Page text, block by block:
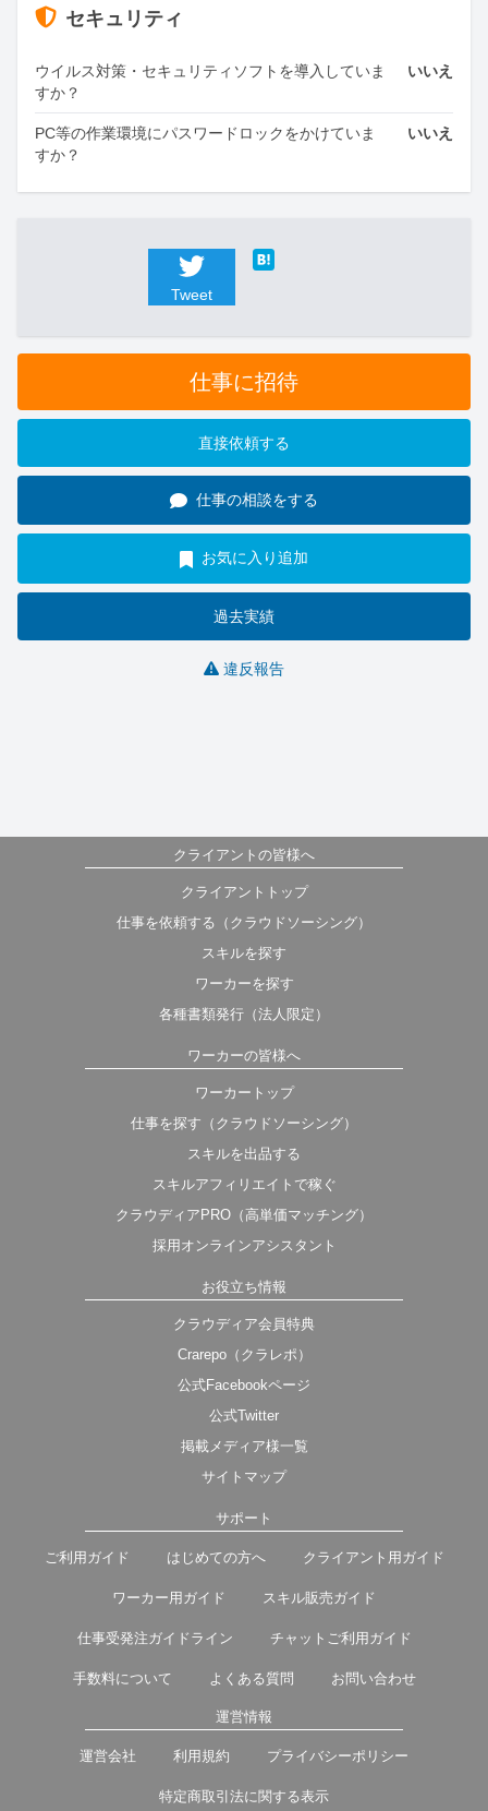
セキュリティ
ウイルス対策・セキュリティソフトを導入していま
すか？
いいえ
PC等の作業環境にパスワードロックをかけていま
すか？
いいえ
Tweet
仕事に招待
直接依頼する
仕事の相談をする
お気に入り追加
過去実績
違反報告
クライアントの皆様へ
クライアントトップ
仕事を依頼する（クラウドソーシング）
スキルを探す
ワーカーを探す
各種書類発行（法人限定）
ワーカーの皆様へ
ワーカートップ
仕事を探す（クラウドソーシング）
スキルを出品する
スキルアフィリエイトで稼ぐ
クラウディアPRO（高単価マッチング）
採用オンラインアシスタント
お役立ち情報
クラウディア会員特典
Crarepo（クラレポ）
公式Facebookページ
公式Twitter
掲載メディア様一覧
サイトマップ
サポート
ご利用ガイド はじめての方へ クライアント用ガイド
ワーカー用ガイド スキル販売ガイド
仕事受発注ガイドライン チャットご利用ガイド
手数料について よくある質問 お問い合わせ
運営情報
運営会社 利用規約 プライバシーポリシー
特定商取引法に関する表示